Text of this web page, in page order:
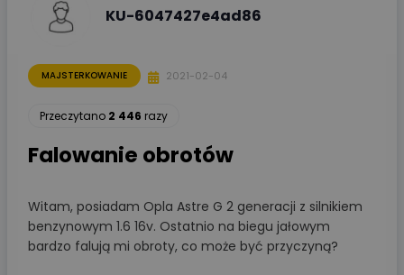
KU-6047427e4ad86
MAJSTERKOWANIE 2021-02-04
Przeczytano 2 446 razy
Falowanie obrotów
Witam, posiadam Opla Astre G 2 generacji z silnikiem
benzynowym 1.6 16v. Ostatnio na biegu jałowym
bardzo falują mi obroty, co może być przyczyną?